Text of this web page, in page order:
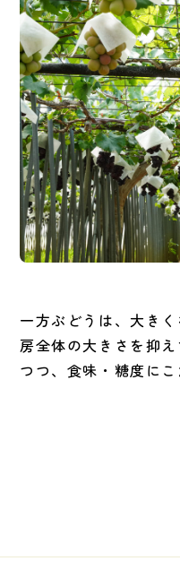
一方ぶどうは、大き
房全体の大きさを抑
つつ、食味・糖度にこ